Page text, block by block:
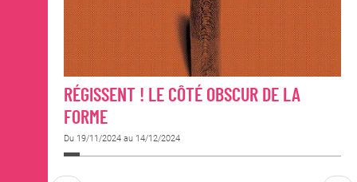
RÉGISSENT ! LE CÔTÉ OBSCUR DE LA
FORME
Du 19/11/2024 au 14/12/2024